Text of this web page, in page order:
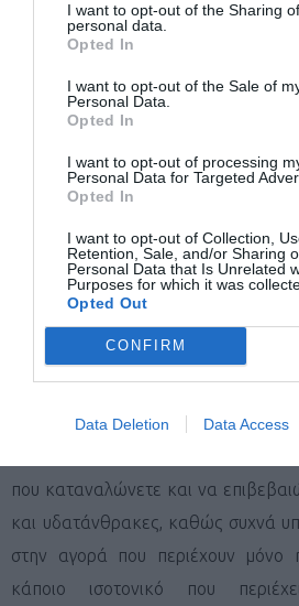
I want to opt-out of the Sharing
personal data.
Opted In
I want to opt-out of the Sale of
Personal Data.
Opted In
I want to opt-out of processing
Personal Data for Targeted
Opted In
I want to opt-out of Collection,
Retention, Sale, and/or Sharing
Personal Data that Is Unrelated
Purposes for which it was
Opted Out
CONFIRM
Data Deletion Data Access
λεπτά πριν την εκκίνηση και μόνο
πολλές φορές κατά την
προαγωνιστικό στρες μπορεί να
ή γαστροοισοφαγική
ευαίσθητο στομάχι, γι’ αυτό και
δοκιμάσει αυτή την πρακτική
Βγαίνοντας από το κολύμπι δεν
καταναλώσετε ακόμα κάποιο
θα το καταναλώσετε πάνω στο
αλλαγών πριν ξεκινήσει το
σας να είναι γεμισμένο με
που καταναλώνετε και να
και υδατάνθρακες, καθώς συχνά
στην αγορά που περιέχουν μόνο
κάποιο ισοτονικό που